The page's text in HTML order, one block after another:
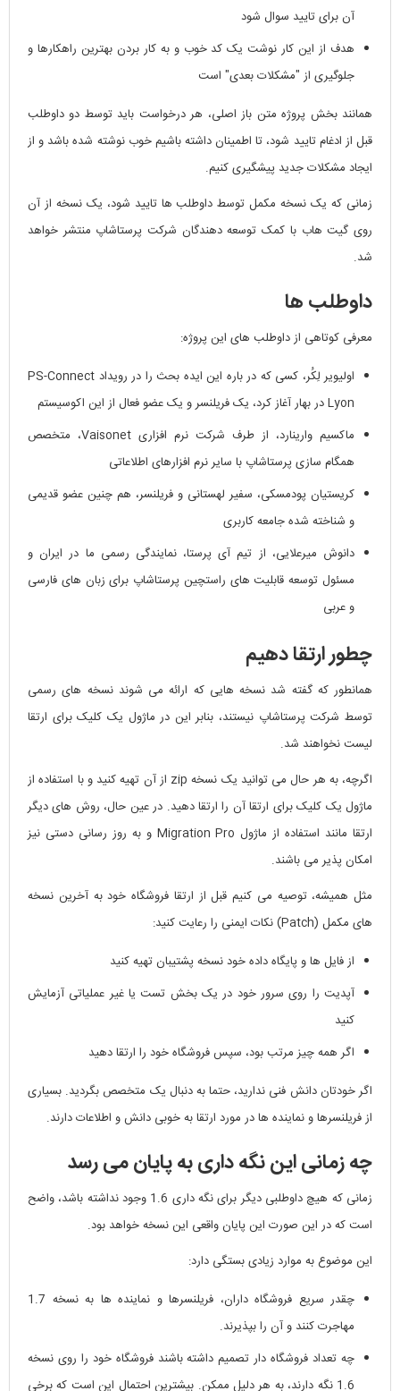
آن برای تایید سوال شود
هدف از این کار نوشت یک کد خوب و به کار بردن بهترین راهکارها و
جلوگیری از "مشکلات بعدی" است
همانند بخش پروژه متن باز اصلی، هر درخواست باید توسط دو داوطلب
قبل از ادغام تایید شود، تا اطمینان داشته باشیم خوب نوشته شده باشد و از
ایجاد مشکلات جدید پیشگیری کنیم.
زمانی که یک نسخه مکمل توسط داوطلب ها تایید شود، یک نسخه از آن
روی گیت هاب با کمک توسعه دهندگان شرکت پرستاشاپ منتشر خواهد
شد.
داوطلب ها
معرفی کوتاهی از داوطلب های این پروژه:
اولیویر لِکُر، کسی که در باره این ایده بحث را در رویداد PS-Connect
Lyon در بهار آغاز کرد، یک فریلنسر و یک عضو فعال از این اکوسیستم
ماکسیم وارینارد، از طرف شرکت نرم افزاری Vaisonet، متخصص
همگام سازی پرستاشاپ با سایر نرم افزارهای اطلاعاتی
کریستیان پودمسکی، سفیر لهستانی و فریلنسر، هم چنین عضو قدیمی
و شناخته شده جامعه کاربری
دانوش میرعلایی، از تیم آی پرستا، نمایندگی رسمی ما در ایران و
مسئول توسعه قابلیت های راستچین پرستاشاپ برای زبان های فارسی
و عربی
چطور ارتقا دهیم
همانطور که گفته شد نسخه هایی که ارائه می شوند نسخه های رسمی
توسط شرکت پرستاشاپ نیستند، بنابر این در ماژول یک کلیک برای ارتقا
لیست نخواهند شد.
اگرچه، به هر حال می توانید یک نسخه zip از آن تهیه کنید و با استفاده از
ماژول یک کلیک برای ارتقا آن را ارتقا دهید. در عین حال، روش های دیگر
ارتقا مانند استفاده از ماژول Migration Pro و به روز رسانی دستی نیز
امکان پذیر می باشند.
مثل همیشه، توصیه می کنیم قبل از ارتقا فروشگاه خود به آخرین نسخه
های مکمل (Patch) نکات ایمنی را رعایت کنید:
از فایل ها و پایگاه داده خود نسخه پشتیبان تهیه کنید
آپدیت را روی سرور خود در یک بخش تست یا غیر عملیاتی آزمایش
کنید
اگر همه چیز مرتب بود، سپس فروشگاه خود را ارتقا دهید
اگر خودتان دانش فنی ندارید، حتما به دنبال یک متخصص بگردید. بسیاری
از فریلنسرها و نماینده ها در مورد ارتقا به خوبی دانش و اطلاعات دارند.
چه زمانی این نگه داری به پایان می رسد
زمانی که هیچ داوطلبی دیگر برای نگه داری 1.6 وجود نداشته باشد، واضح
است که در این صورت این پایان واقعی این نسخه خواهد بود.
این موضوع به موارد زیادی بستگی دارد:
چقدر سریع فروشگاه داران، فریلنسرها و نماینده ها به نسخه 1.7
مهاجرت کنند و آن را بپذیرند.
چه تعداد فروشگاه دار تصمیم داشته باشند فروشگاه خود را روی نسخه
1.6 نگه دارند، به هر دلیل ممکن. بیشترین احتمال این است که برخی